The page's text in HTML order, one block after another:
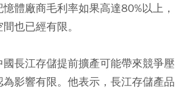
體廠商毛利率如果高達80%以上，
也已經有限。
長江存儲提前擴產可能帶來競爭壓
影響有限。他表示，長江存儲產品